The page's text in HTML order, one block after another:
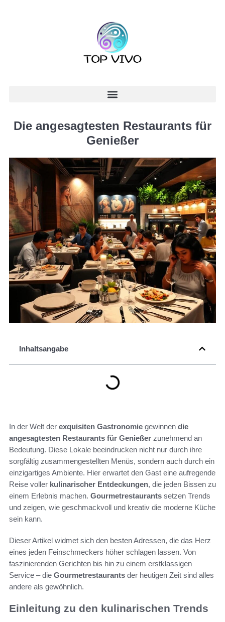
Die angesagtesten Restaurants für
Genießer
Inhaltsangabe
In der Welt der exquisiten Gastronomie gewinnen die
angesagtesten Restaurants für Genießer zunehmend an
Bedeutung. Diese Lokale beeindrucken nicht nur durch ihre
sorgfältig zusammengestellten Menüs, sondern auch durch ein
einzigartiges Ambiente. Hier erwartet den Gast eine aufregende
Reise voller kulinarischer Entdeckungen, die jeden Bissen zu
einem Erlebnis machen. Gourmetrestaurants setzen Trends
und zeigen, wie geschmackvoll und kreativ die moderne Küche
sein kann.
Dieser Artikel widmet sich den besten Adressen, die das Herz
eines jeden Feinschmeckers höher schlagen lassen. Von
faszinierenden Gerichten bis hin zu einem erstklassigen
Service – die Gourmetrestaurants der heutigen Zeit sind alles
andere als gewöhnlich.
Einleitung zu den kulinarischen Trends